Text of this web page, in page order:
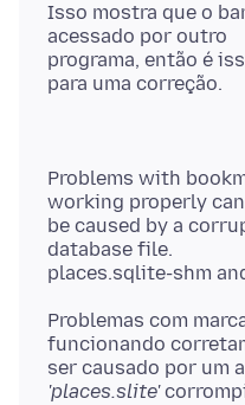
Isso mostra que o
acessado por outro
programa, então é
Problems with
working properly can
be caused by a
database file.
Problemas com
funcionando
ser causado por um
'places.slite'